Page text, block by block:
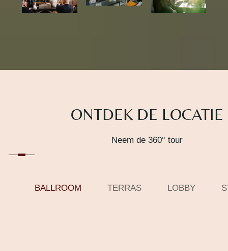
ONTDEK DE LOCATIE
Neem de 360° tour
BALLROOM TERRAS LOBBY